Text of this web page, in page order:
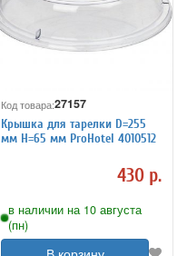
Код товара:27157
Крышка для тарелки D=255
мм H=65 мм ProHotel 4010512
430 р.
в наличии на 10 августа
(пн)